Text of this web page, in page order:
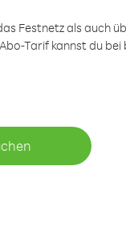
Festnetz als auch
Tarif kannst du